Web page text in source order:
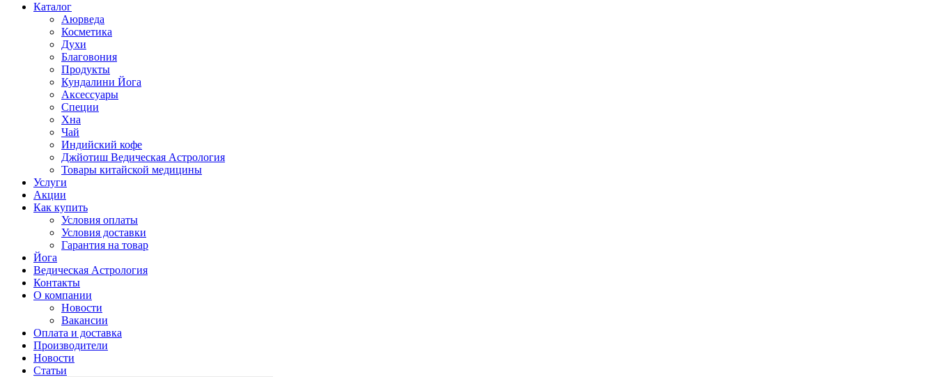
Каталог
Аюрведа
Косметика
Духи
Благовония
Продукты
Кундалини Йога
Аксессуары
Специи
Хна
Чай
Индийский кофе
Джйотиш Ведическая Астрология
Товары китайской медицины
Услуги
Акции
Как купить
Условия оплаты
Условия доставки
Гарантия на товар
Йога
Ведическая Астрология
Контакты
О компании
Новости
Вакансии
Оплата и доставка
Производители
Новости
Статьи